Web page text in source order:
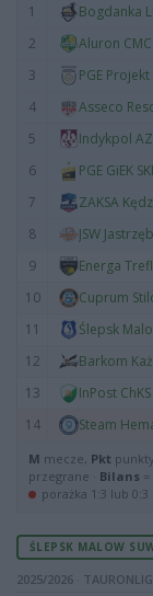
1
2
3
4
Asseco
5
6
7
8
9
Energa
10
11
12
13
InPost
14
M mecze, Pkt
przegrane · Bilans
porażka 1:3 lub 0:3
ŚLEPSK MALOW
2025/2026 ·